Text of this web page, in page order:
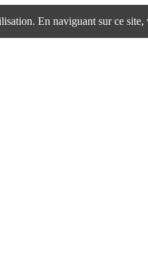
En naviguant sur ce